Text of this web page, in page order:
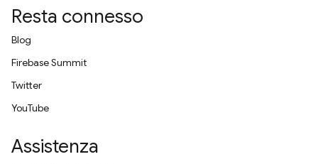
Resta connesso
Blog
Firebase Summit
Twitter
YouTube
Assistenza